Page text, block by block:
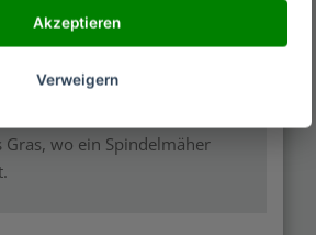
Gras, wo ein Spindelmäher
Akzeptieren
Verweigern